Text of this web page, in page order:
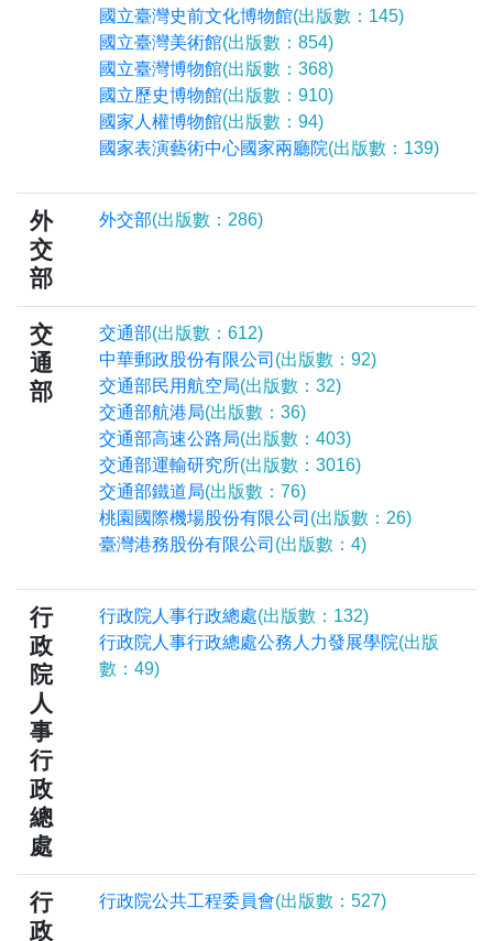
國立臺灣史前文化博物館(出版數：145)
國立臺灣美術館(出版數：854)
國立臺灣博物館(出版數：368)
國立歷史博物館(出版數：910)
國家人權博物館(出版數：94)
國家表演藝術中心國家兩廳院(出版數：139)
外
交
部
外交部(出版數：286)
交
通
部
交通部(出版數：612)
中華郵政股份有限公司 (出版數：92)
交通部民用航空局(出版數：32)
交通部航港局(出版數：36)
交通部高速公路局(出版數：403)
交通部運輸研究所(出版數：3016)
交通部鐵道局(出版數：76)
桃園國際機場股份有限公司 (出版數：26)
臺灣港務股份有限公司 (出版數：4)
行
政
院
人
事
行
政
總
處
行政院人事行政總處(出版數：132)
行政院人事行政總處公務人力發展學院(出版
數：49)
行
政
行政院公共工程委員會(出版數：527)